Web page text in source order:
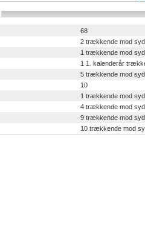
68
2 trækkende mod syd
1 trækkende mod syd
1 1. kalenderår
5 trækkende mod syd
10
1 trækkende mod syd
4 trækkende mod syd
9 trækkende mod syd
10 trækkende mod